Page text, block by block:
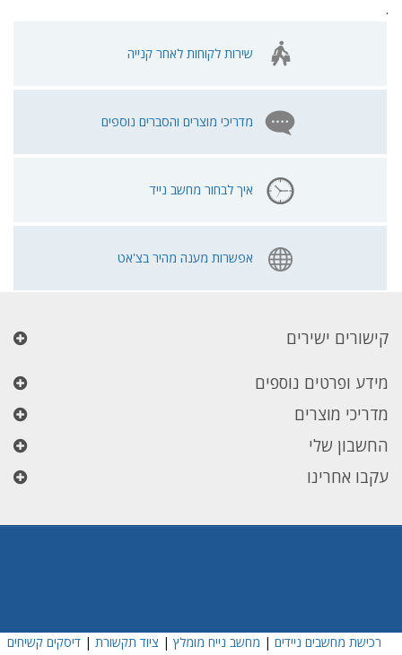
.
שירות לקוחות לאחר קנייה
מדריכי מוצרים והסברים נוספים
איך לבחור מחשב נייד
אפשרות מענה מהיר בצ'אט
קישורים ישירים
מידע ופרטים נוספים
מדריכי מוצרים
החשבון שלי
עקבו אחרינו
רכישת מחשבים ניידים | מחשב נייח מומלץ | ציוד תקשורת |דיסקים קשיחים